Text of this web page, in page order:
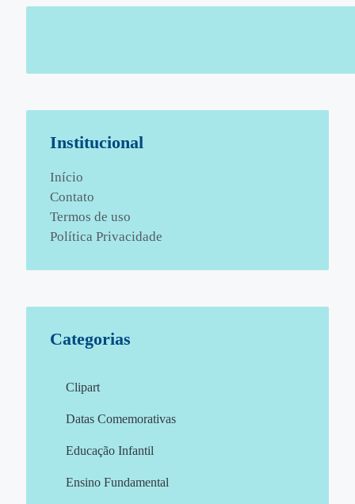
Institucional
Início
Contato
Termos de uso
Política Privacidade
Categorias
Clipart
Datas Comemorativas
Educação Infantil
Ensino Fundamental